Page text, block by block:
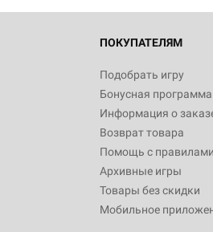
ПОКУПАТЕЛЯМ
Подобрать игру
Бонусная программа
Информация о
Возврат товара
Помощь с правилами
Архивные игры
Товары без скидки
Мобильное